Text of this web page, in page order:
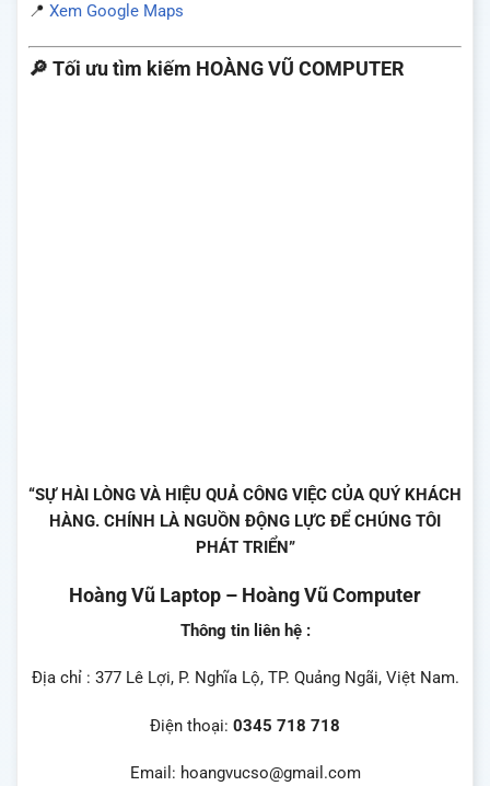
📍 Xem Google Maps
🔎 Tối ưu tìm kiếm HOÀNG VŨ COMPUTER
“SỰ HÀI LÒNG VÀ HIỆU QUẢ CÔNG VIỆC CỦA QUÝ KHÁCH
HÀNG. CHÍNH LÀ NGUỒN ĐỘNG LỰC ĐỂ CHÚNG TÔI
PHÁT TRIỂN”
Hoàng Vũ Laptop – Hoàng Vũ Computer
Thông tin liên hệ :
Địa chỉ : 377 Lê Lợi, P. Nghĩa Lộ, TP. Quảng Ngãi, Việt Nam.
Điện thoại: 0345 718 718
Email: hoangvucso@gmail.com